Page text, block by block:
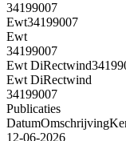
34199007
Ewt34199007
Ewt
34199007
Ewt DiRectwind
Ewt DiRectwind
34199007
Publicaties
DatumOmschrijving
12-06-2026